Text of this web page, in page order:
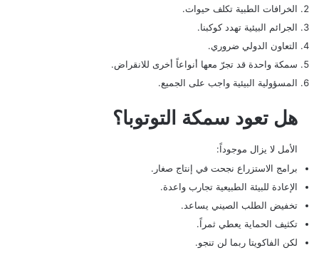
الخرافات الطبية تكلف حيوات.
الجرائم البيئية تهدد كوكبنا.
التعاون الدولي ضروري.
سمكة واحدة قد تجرّ معها أنواعاً أخرى للانقراض.
المسؤولية البيئية واجب على الجميع.
هل تعود سمكة التوتوبا؟
الأمل لا يزال موجوداً:
برامج الاستزراع نجحت في إنتاج صغار.
الإعادة للبيئة الطبيعية تجارب واعدة.
تخفيض الطلب الصيني يساعد.
تكثيف الحماية يعطي ثمراً.
لكن الفاكويتا ربما لن تنجو.